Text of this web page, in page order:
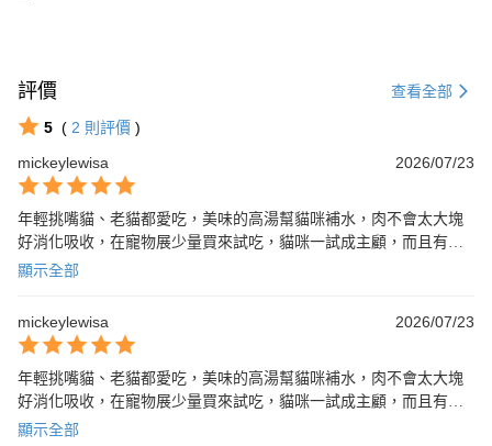
評價 查看全部
5 ( 2 則評價 )
mickeylewisa
2026/07/23
年輕挑嘴貓、老貓都愛吃，美味的高湯幫貓咪補水，肉不會太大塊
好消化吸收，在寵物展少量買來試吃，貓咪一試成主顧，而且有多
種口感可以選（晶凍肉片、肉泥醬、碎肉塊）增加新鮮感不容易吃
顯示全部
mickeylewisa 2026/07/23
年輕挑嘴貓、老貓都愛吃，美味的高湯幫貓咪補水，肉不會太大塊
好消化吸收，在寵物展少量買來試吃，貓咪一試成主顧，而且有多
種口感可以選（晶凍肉片、肉泥醬、碎肉塊）增加新鮮感不容易吃
顯示全部